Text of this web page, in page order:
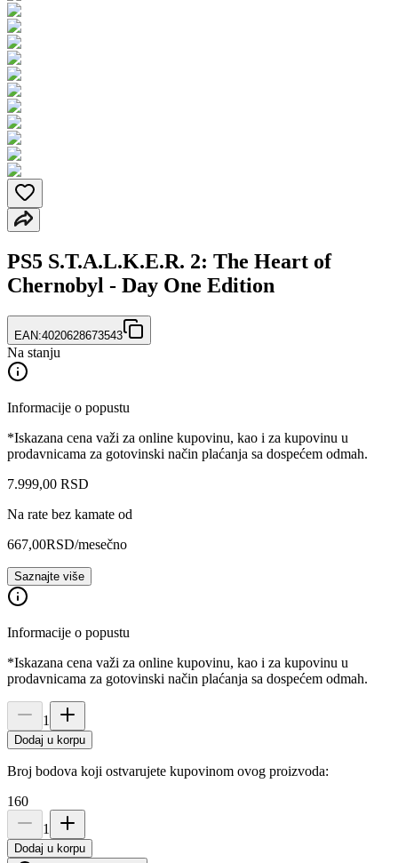
PS5 S.T.A.L.K.E.R. 2: The Heart of
Chernobyl - Day One Edition
EAN:4020628673543
Na stanju
Informacije o popustu
*Iskazana cena važi za online kupovinu, kao i za kupovinu u
prodavnicama za gotovinski način plaćanja sa dospećem odmah.
7.999,00 RSD
Na rate bez kamate od
667,00RSD/mesečno
Saznajte više
Informacije o popustu
*Iskazana cena važi za online kupovinu, kao i za kupovinu u
prodavnicama za gotovinski način plaćanja sa dospećem odmah.
1
Dodaj u korpu
Broj bodova koji ostvarujete kupovinom ovog proizvoda:
160
1
Dodaj u korpu